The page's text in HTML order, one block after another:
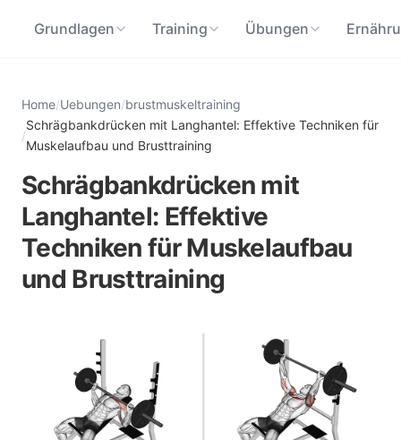
Grundlagen Training Übungen
Home/Uebungen/brustmuskeltraining
/
Schrägbankdrücken mit Langhantel: Effektive Techniken für
Muskelaufbau und Brusttraining
Schrägbankdrücken mit
Langhantel: Effektive
Techniken für Muskelaufbau
und Brusttraining